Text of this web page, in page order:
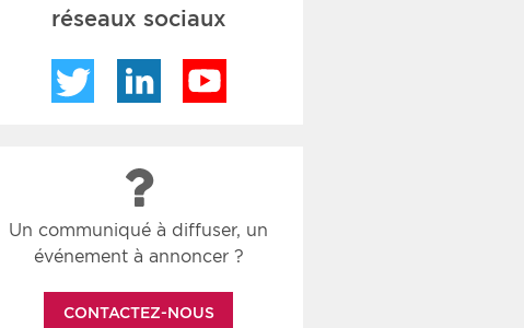
réseaux sociaux
Twitter LinkedIn
Un communiqué à diffuser, un
événement à annoncer ?
CONTACTEZ-NOUS